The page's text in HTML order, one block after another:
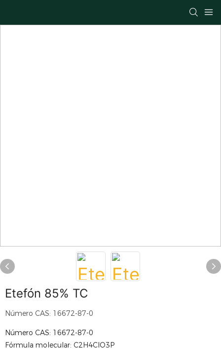
Etefón 85% TC
Número CAS: 16672-87-0
Número CAS: 16672-87-0
Fórmula molecular: C2H4ClO3P